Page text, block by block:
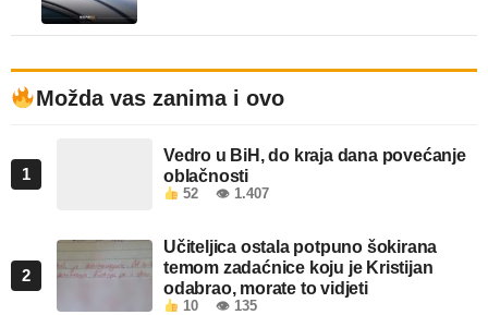
Možda vas zanima i ovo
1
Vedro u BiH, do kraja dana povećanje
oblačnosti
52 👁 1.407
2
Učiteljica ostala potpuno šokirana
temom zadaćnice koju je Kristijan
odabrao, morate to vidjeti
10 👁 135